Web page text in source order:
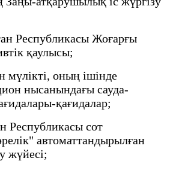
Республикасы Жоғарғы
қаулысы;
оның ішінде
нысанындағы сауда-
қағидалар;
Республикасы сот
автоматтандырылған
жүйесі;